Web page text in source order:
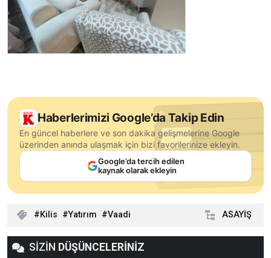
Haberlerimizi Google’da Takip Edin
En güncel haberlere ve son dakika gelişmelerine Google
üzerinden anında ulaşmak için bizi favorilerinize ekleyin.
Google’da tercih edilen
kaynak olarak ekleyin
Kilis Yatırım Vaadi ASAYİŞ
SİZİN DÜŞÜNCELERİNİZ